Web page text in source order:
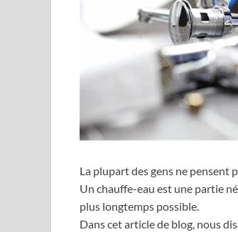
La plupart des gens ne pensent
Un chauffe-eau est une partie
plus longtemps possible.
Dans cet article de blog, nous